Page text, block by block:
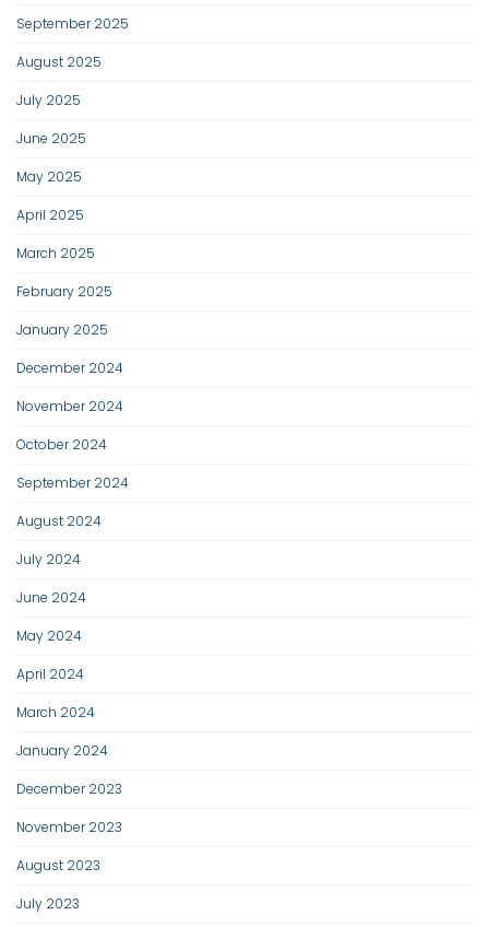
September 2025
August 2025
July 2025
June 2025
May 2025
April 2025
March 2025
February 2025
January 2025
December 2024
November 2024
October 2024
September 2024
August 2024
July 2024
June 2024
May 2024
April 2024
March 2024
January 2024
December 2023
November 2023
August 2023
July 2023